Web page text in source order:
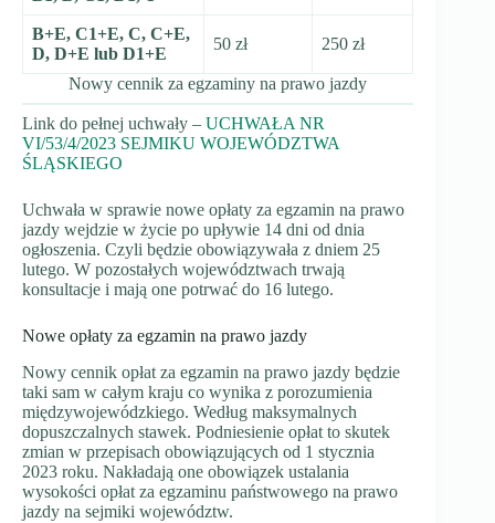
B+E, C1+E, C, C+E,
D, D+E lub D1+E
50 zł 250 zł
Nowy cennik za egzaminy na prawo jazdy
Link do pełnej uchwały – UCHWAŁA NR
VI/53/4/2023 SEJMIKU WOJEWÓDZTWA
ŚLĄSKIEGO
Uchwała w sprawie nowe opłaty za egzamin na prawo
jazdy wejdzie w życie po upływie 14 dni od dnia
ogłoszenia. Czyli będzie obowiązywała z dniem 25
lutego. W pozostałych województwach trwają
konsultacje i mają one potrwać do 16 lutego.
Nowe opłaty za egzamin na prawo jazdy
Nowy cennik opłat za egzamin na prawo jazdy będzie
taki sam w całym kraju co wynika z porozumienia
międzywojewódzkiego. Według maksymalnych
dopuszczalnych stawek. Podniesienie opłat to skutek
zmian w przepisach obowiązujących od 1 stycznia
2023 roku. Nakładają one obowiązek ustalania
wysokości opłat za egzaminu państwowego na prawo
jazdy na sejmiki województw.